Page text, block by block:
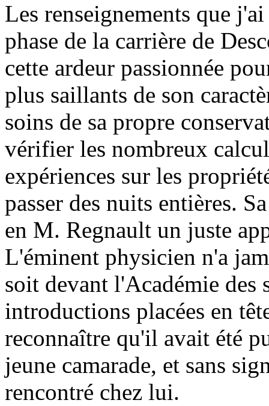
Les renseignements que
phase de la carrière de
cette ardeur passionnée
plus saillants de son
soins de sa propre
vérifier les nombreux
expériences sur les
passer des nuits entières.
en M. Regnault un juste
L'éminent physicien n'a
soit devant l'Académie des
introductions placées en
reconnaître qu'il avait été
jeune camarade, et sans
rencontré chez lui.